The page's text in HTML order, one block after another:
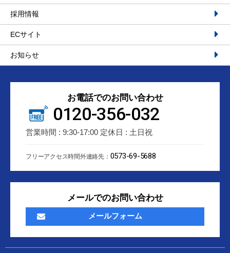
採用情報
ECサイト
お知らせ
お電話でのお問い合わせ
0120-356-032
営業時間 : 9:30-17:00 定休日 : 土日祝
フリーアクセス時間外連絡先： 0573-69-5688
メールでのお問い合わせ
メールフォーム